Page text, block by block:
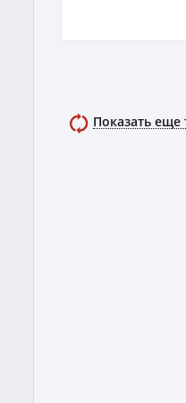
Показать еще